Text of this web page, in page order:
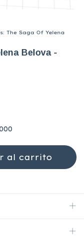
The Saga Of Yelena
Belova -